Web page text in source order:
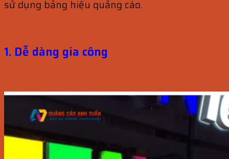
sử dụng bảng hiệu quảng cáo.
1. Dễ dàng gia công